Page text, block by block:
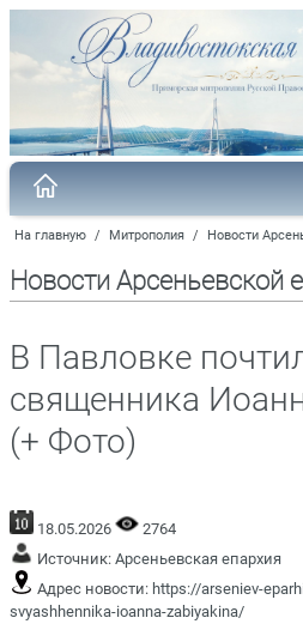
На главную / Митрополия / Новости
Новости Арсеньевской
В Павловке
священника
(+ Фото)
18.05.2026
2764
Источник: Арсеньевская епархия
Адрес новости: https://arseniev-
svyashhennika-ioanna-zabiyakina/